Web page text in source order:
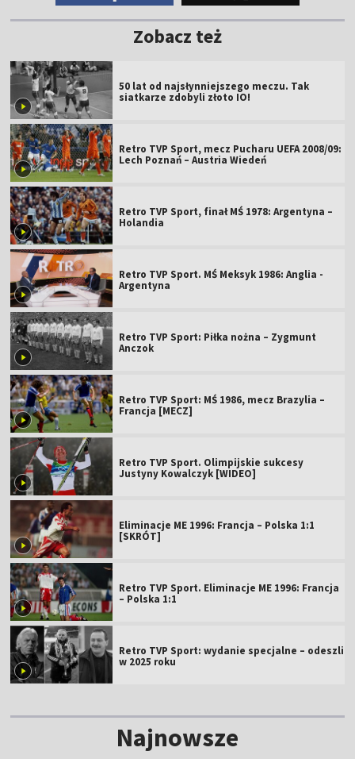
Zobacz też
50 lat od najsłynniejszego meczu. Tak
siatkarze zdobyli złoto IO!
Retro TVP Sport, mecz Pucharu UEFA 2008/09:
Lech Poznań – Austria Wiedeń
Retro TVP Sport, finał MŚ 1978: Argentyna –
Holandia
Retro TVP Sport. MŚ Meksyk 1986: Anglia -
Argentyna
Retro TVP Sport: Piłka nożna – Zygmunt
Anczok
Retro TVP Sport: MŚ 1986, mecz Brazylia –
Francja [MECZ]
Retro TVP Sport. Olimpijskie sukcesy
Justyny Kowalczyk [WIDEO]
Eliminacje ME 1996: Francja – Polska 1:1
[SKRÓT]
Retro TVP Sport. Eliminacje ME 1996: Francja
– Polska 1:1
Retro TVP Sport: wydanie specjalne – odeszli
w 2025 roku
Najnowsze